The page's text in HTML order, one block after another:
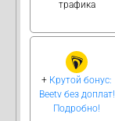
трафика
+ Крутой бонус:
Beetv без доплат!
Подробно!